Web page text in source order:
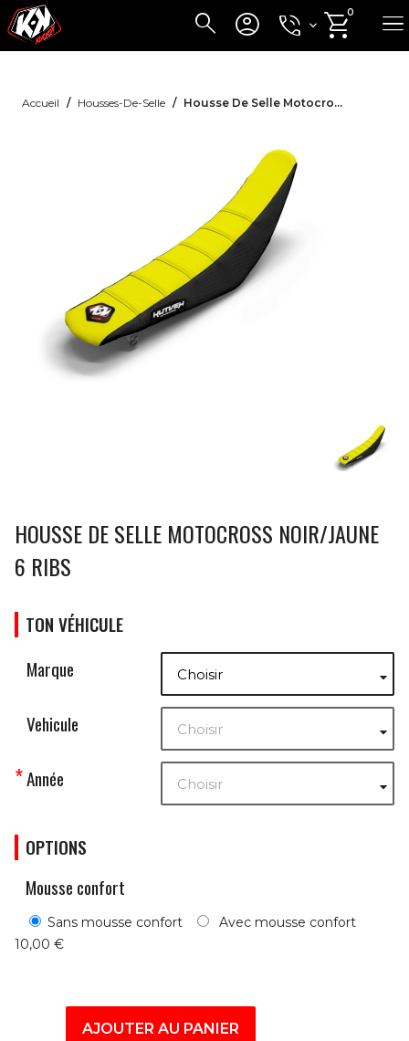
    
Accueil Housses-De-Selle Housse De Selle Motocross Noir/Jaune 6 Ribs
HOUSSE DE SELLE MOTOCROSS NOIR/JAUNE
6 RIBS
TON VÉHICULE
Marque

Vehicule 
Année 
OPTIONS
Mousse confort
Sans mousse confort
Avec mousse confort
10,00 €
AJOUTER AU PANIER